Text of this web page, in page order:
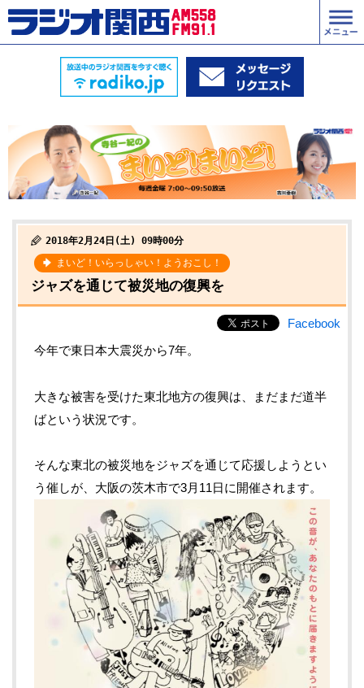
2018年2月24日(土) 09時00分
まいど！いらっしゃい！ようおこし！
ジャズを通じて被災地の復興を
Facebook
今年で東日本大震災から7年。
大きな被害を受けた東北地方の復興は、まだまだ道半
ばという状況です。
そんな東北の被災地をジャズを通じて応援しようとい
う催しが、大阪の茨木市で3月11日に開催されます。